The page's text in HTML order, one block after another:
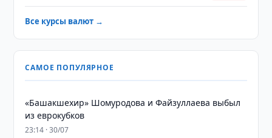
Все курсы валют →
САМОЕ ПОПУЛЯРНОЕ
«Башакшехир» Шомуродова и Файзуллаева выбыл
из еврокубков
23:14 · 30/07